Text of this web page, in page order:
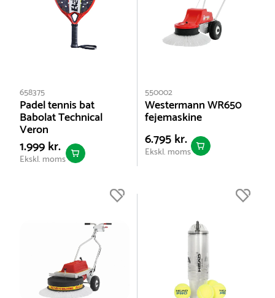
658375
Padel tennis bat
Babolat Technical
Veron
1.999 kr.
Ekskl. moms
550002
Westermann WR650
fejemaskine
6.795 kr.
Ekskl. moms